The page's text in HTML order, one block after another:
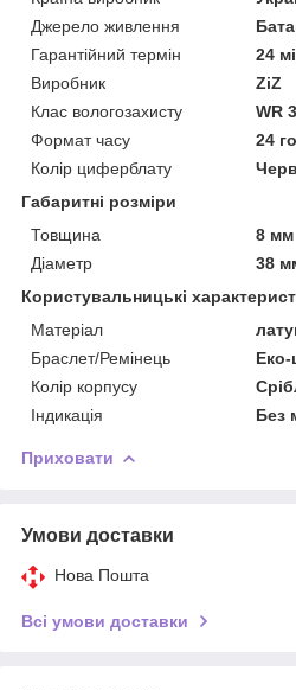
Джерело живлення
Гарантійний термін
24
Виробник
ZiZ
Клас вологозахисту
WR
Формат часу
24
Колір циферблату
Габаритні розміри
Товщина
8 мм
Діаметр
38
Користувальницькі
Матеріал
Браслет/Ремінець
Еко-
Колір корпусу
Індикація
Без
Приховати
Умови доставки
Нова Пошта
Всі умови доставки